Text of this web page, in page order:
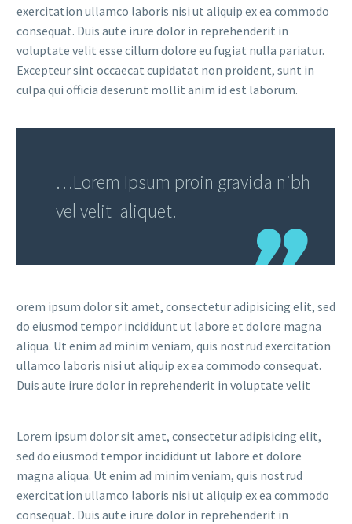
exercitation ullamco laboris nisi ut aliquip ex ea commodo
consequat. Duis aute irure dolor in reprehenderit in
voluptate velit esse cillum dolore eu fugiat nulla pariatur.
Excepteur sint occaecat cupidatat non proident, sunt in
culpa qui officia deserunt mollit anim id est laborum.
…Lorem Ipsum proin gravida nibh
vel velit aliquet.
orem ipsum dolor sit amet, consectetur adipisicing elit, sed
do eiusmod tempor incididunt ut labore et dolore magna
aliqua. Ut enim ad minim veniam, quis nostrud exercitation
ullamco laboris nisi ut aliquip ex ea commodo consequat.
Duis aute irure dolor in reprehenderit in voluptate velit
Lorem ipsum dolor sit amet, consectetur adipisicing elit,
sed do eiusmod tempor incididunt ut labore et dolore
magna aliqua. Ut enim ad minim veniam, quis nostrud
exercitation ullamco laboris nisi ut aliquip ex ea commodo
consequat. Duis aute irure dolor in reprehenderit in